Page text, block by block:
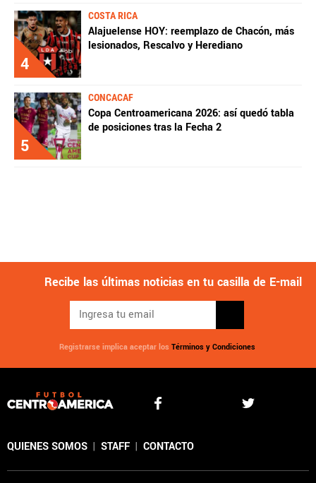
4
COSTA RICA
Alajuelense HOY: reemplazo de Chacón, más
lesionados, Rescalvo y Herediano
5
CONCACAF
Copa Centroamericana 2026: así quedó tabla
de posiciones tras la Fecha 2
Recibe las últimas noticias en tu casilla de E-mail
Registrarse implica aceptar los Términos y Condiciones
QUIENES SOMOS | STAFF | CONTACTO